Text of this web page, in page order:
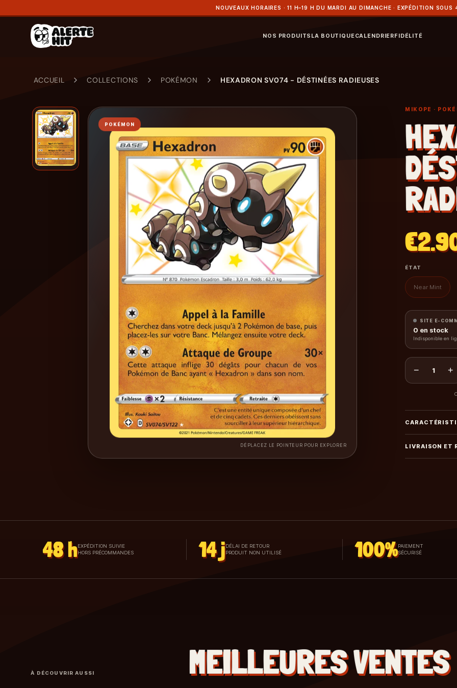
NOUVEAUX HORAIRES · 11 H–19 H DU MARDI AU DIMANCHE · EXPÉDITION SOUS
NOS PRODUITS LA BOUTIQUECALENDRIERFIDÉLITÉ
ACCUEIL COLLECTIONS POKÉMON HEXADRON SV074 - DÉSTINÉES RADIEUSES
POKÉMON
DÉPLACEZ LE POINTEUR POUR EXPLORER
MIKOPE ·
ÉTAT
Near Mint
SITE E-
0 en stock
Indisponible en
− 1 +
LIVRAISON ET
48 hEXPÉDITION SUIVIE
HORS PRÉCOMMANDES
14 jDÉLAI DE RETOUR
PRODUIT NON UTILISÉ
100%PAIEMENT
SÉCURISÉ
À DÉCOUVRIR AUSSI MEILLEURES VENTES